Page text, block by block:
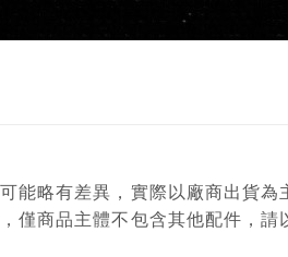
能略有差異，實際以廠商出貨為
僅商品主體不包含其他配件，請